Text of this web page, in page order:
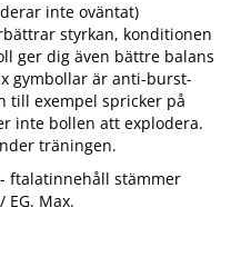
inte oväntat)
styrkan, konditionen
ger dig även bättre balans
gymbollar är anti-burst-
till exempel spricker på
inte bollen att explodera.
träningen.
ftalatinnehåll stämmer
EG. Max.